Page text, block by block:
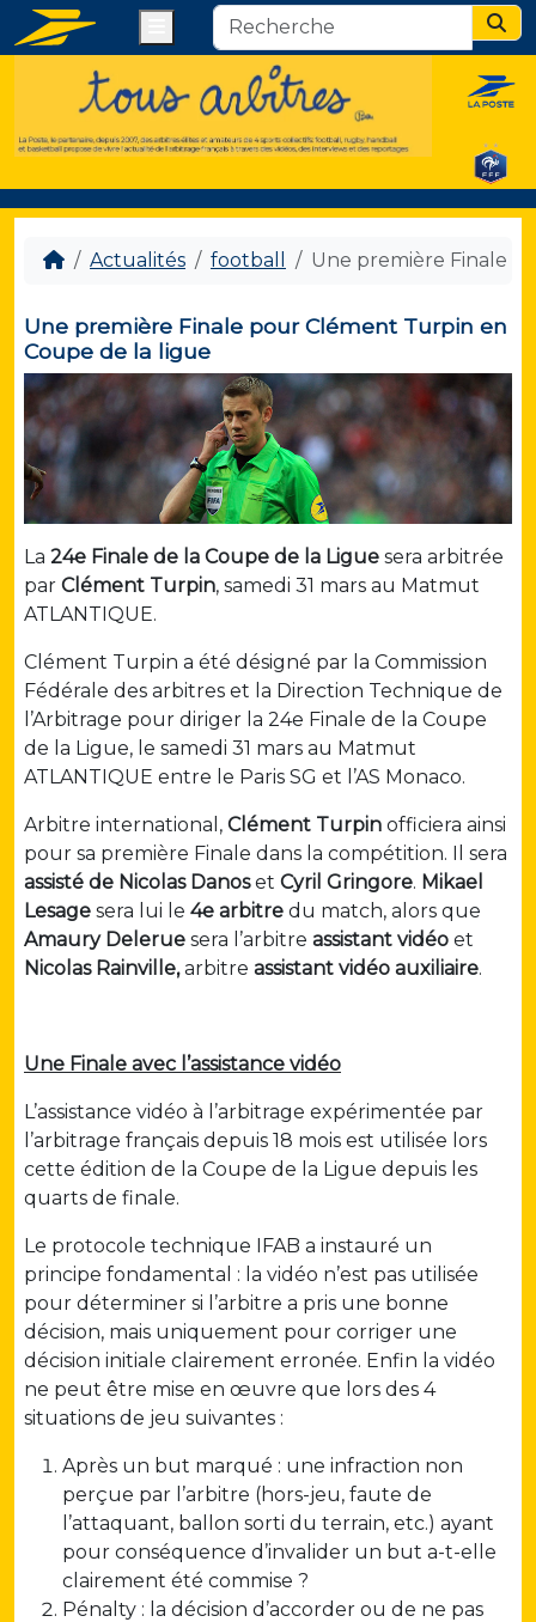
Actualités football Une première Finale
Une première Finale pour Clément Turpin en
Coupe de la ligue
La 24e Finale de la Coupe de la Ligue sera arbitrée
par Clément Turpin, samedi 31 mars au Matmut
ATLANTIQUE.
Clément Turpin a été désigné par la Commission
Fédérale des arbitres et la Direction Technique de
l’Arbitrage pour diriger la 24e Finale de la Coupe
de la Ligue, le samedi 31 mars au Matmut
ATLANTIQUE entre le Paris SG et l’AS Monaco.
Arbitre international, Clément Turpin officiera ainsi
pour sa première Finale dans la compétition. Il sera
assisté de Nicolas Danoset Cyril Gringore. Mikael
Lesage sera lui le 4e arbitre du match, alors que
Amaury Delerue sera l’arbitre assistant vidéo et
Nicolas Rainville,arbitre assistant vidéo auxiliaire.
Une Finale avec l’assistance vidéo
L’assistance vidéo à l’arbitrage expérimentée par
l’arbitrage français depuis 18 mois est utilisée lors
cette édition de la Coupe de la Ligue depuis les
quarts de finale.
Le protocole technique IFAB a instauré un
principe fondamental : la vidéo n’est pas utilisée
pour déterminer si l’arbitre a pris une bonne
décision, mais uniquement pour corriger une
décision initiale clairement erronée. Enfin la vidéo
ne peut être mise en œuvre que lors des 4
situations de jeu suivantes :
Après un but marqué : une infraction non
perçue par l’arbitre (hors-jeu, faute de
l’attaquant, ballon sorti du terrain, etc.) ayant
pour conséquence d’invalider un but a-t-elle
clairement été commise ?
Pénalty : la décision d’accorder ou de ne pas